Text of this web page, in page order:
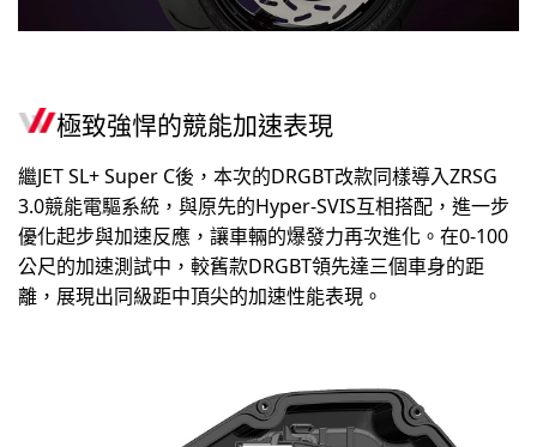
極致強悍的競能加速表現
繼JET SL+ Super C後，本次的DRGBT改款同樣導入ZRSG
3.0競能電驅系統，與原先的Hyper-SVIS互相搭配，進一步
優化起步與加速反應，讓車輛的爆發力再次進化。在0-100
公尺的加速測試中，較舊款DRGBT領先達三個車身的距
離，展現出同級距中頂尖的加速性能表現。